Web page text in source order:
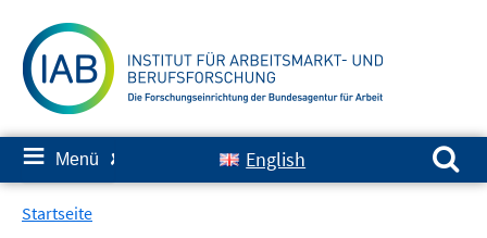
zum
Inhalt
≡ Menü ✘ English
Suchen nach:
Startseite